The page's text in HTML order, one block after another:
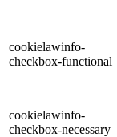
cookielawinfo-
checkbox-functional
cookielawinfo-
checkbox-necessary